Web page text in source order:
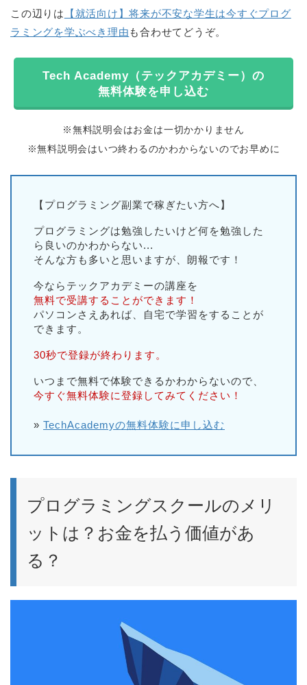
この辺りは
【就活向け】将来が不安な学生は今すぐプログ
ラミングを学ぶべき理由 も合わせてどうぞ。
Tech Academy（テックアカデミー）の
無料体験を申し込む
※無料説明会はお金は一切かかりません
※無料説明会はいつ終わるのかわからないのでお早めに
【プログラミング副業で稼ぎたい方へ】
プログラミングは勉強したいけど何を勉強した
ら良いのかわからない...
そんな方も多いと思いますが、朗報です！
今ならテックアカデミーの講座を
無料で受講することができます！
パソコンさえあれば、自宅で学習をすることが
できます。
30秒で登録が終わります。
いつまで無料で体験できるかわからないので、
今すぐ無料体験に登録してみてください！
» TechAcademyの無料体験に申し込む
プログラミングスクールのメリ
ットは？お金を払う価値があ
る？